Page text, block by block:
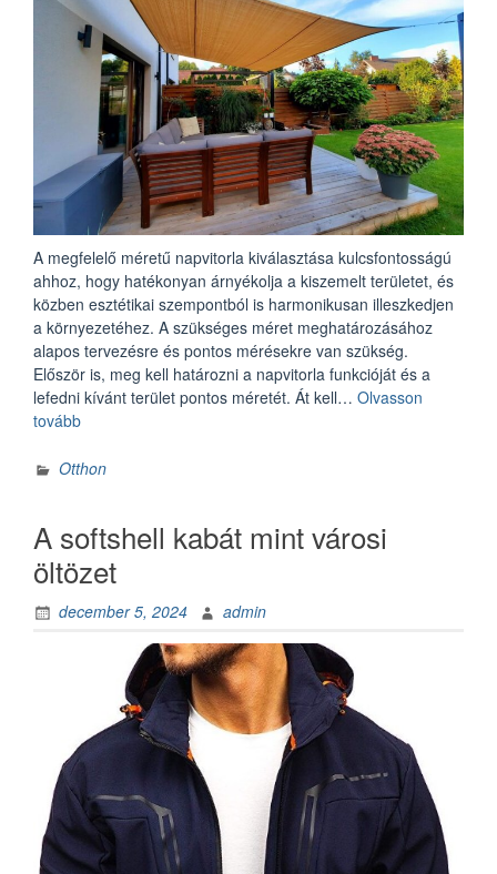
A megfelelő méretű napvitorla kiválasztása kulcsfontosságú
ahhoz, hogy hatékonyan árnyékolja a kiszemelt területet, és
közben esztétikai szempontból is harmonikusan illeszkedjen
a környezetéhez. A szükséges méret meghatározásához
alapos tervezésre és pontos mérésekre van szükség.
Először is, meg kell határozni a napvitorla funkcióját és a
lefedni kívánt terület pontos méretét. Át kell… Olvasson
tovább„A
mértének
Otthon
A softshell kabát mint városi
öltözet
december 5, 2024 admin